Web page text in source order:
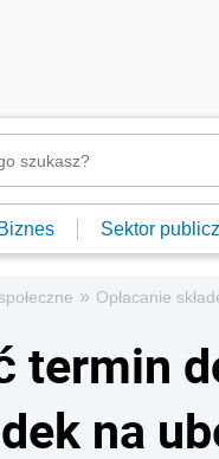
Biznes Sektor
» Opłacanie
termin
na